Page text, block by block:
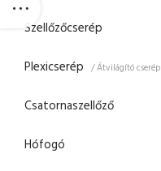
Szellőzőcserép
Plexicserép / Átvilágító cserép
Csatornaszellőző
Hófogó